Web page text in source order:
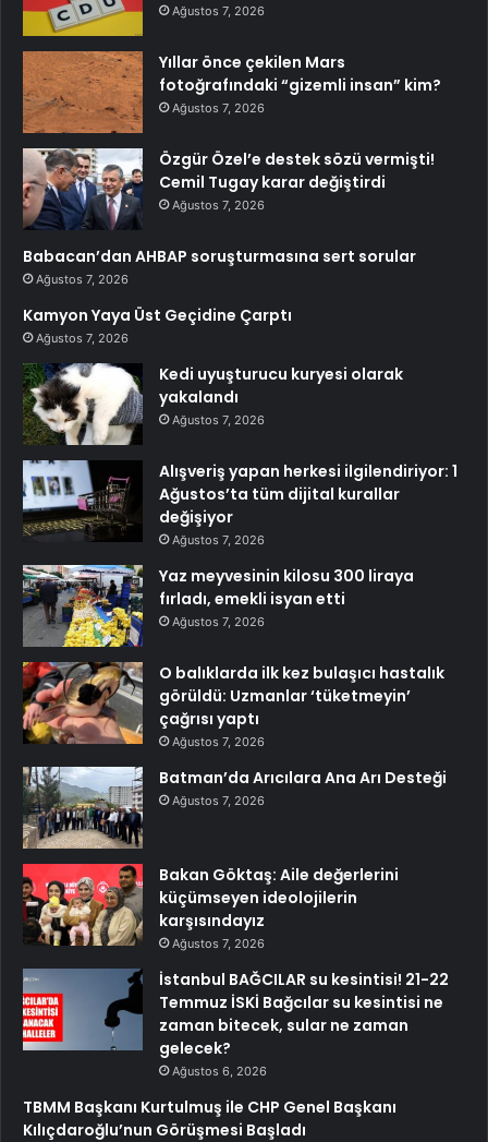
Ağustos 7, 2026
Yıllar önce çekilen Mars
fotoğrafındaki “gizemli insan” kim?
Ağustos 7, 2026
Özgür Özel’e destek sözü vermişti!
Cemil Tugay karar değiştirdi
Ağustos 7, 2026
Babacan’dan AHBAP soruşturmasına sert sorular
Ağustos 7, 2026
Kamyon Yaya Üst Geçidine Çarptı
Ağustos 7, 2026
Kedi uyuşturucu kuryesi olarak
yakalandı
Ağustos 7, 2026
Alışveriş yapan herkesi ilgilendiriyor: 1
Ağustos’ta tüm dijital kurallar
değişiyor
Ağustos 7, 2026
Yaz meyvesinin kilosu 300 liraya
fırladı, emekli isyan etti
Ağustos 7, 2026
O balıklarda ilk kez bulaşıcı hastalık
görüldü: Uzmanlar ‘tüketmeyin’
çağrısı yaptı
Ağustos 7, 2026
Batman’da Arıcılara Ana Arı Desteği
Ağustos 7, 2026
Bakan Göktaş: Aile değerlerini
küçümseyen ideolojilerin
karşısındayız
Ağustos 7, 2026
İstanbul BAĞCILAR su kesintisi! 21-22
Temmuz İSKİ Bağcılar su kesintisi ne
zaman bitecek, sular ne zaman
gelecek?
Ağustos 6, 2026
TBMM Başkanı Kurtulmuş ile CHP Genel Başkanı
Kılıçdaroğlu’nun Görüşmesi Başladı